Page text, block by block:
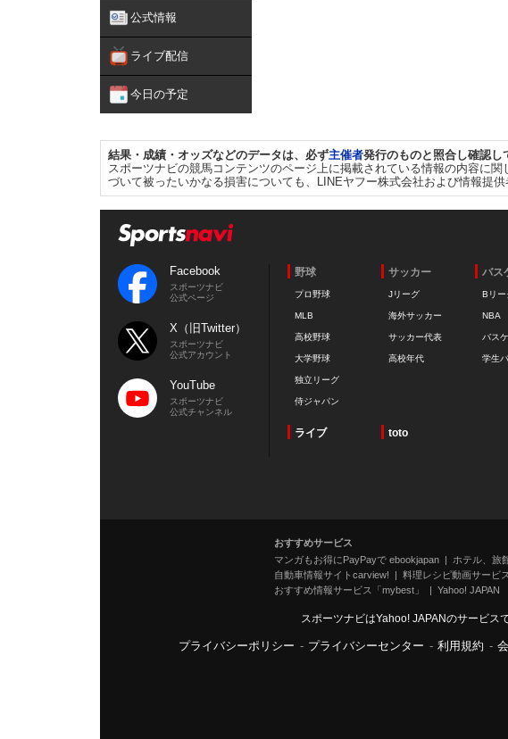
公式情報
ライブ配信
今日の予定
結果・成績・オッズなどのデータは、必ず主催者発行のものと照合し確認し
スポーツナビの競馬コンテンツのページ上に掲載されている情報の内容に
づいて被ったいかなる損害についても、LINEヤフー株式会社および情報提供
Facebook
スポーツナビ
公式ページ
X（旧Twitter）
スポーツナビ
公式アカウント
YouTube
スポーツナビ
公式チャンネル
野球
プロ野球
MLB
高校野球
大学野球
独立リーグ
侍ジャパン
サッカー
Jリーグ
海外サッカー
サッカー代表
高校年代
バス
Bリー
NBA
バス
学生
ライブ toto
おすすめサービス
マンガもお得にPayPayで ebookjapan
ホテル、旅
自動車情報サイトcarview!
料理レシピ動画サービ
おすすめ情報サービス「mybest」
Yahoo! JAPAN
スポーツナビはYahoo! JAPANのサービス
プライバシーポリシー - プライバシーセンター - 利用規約 -